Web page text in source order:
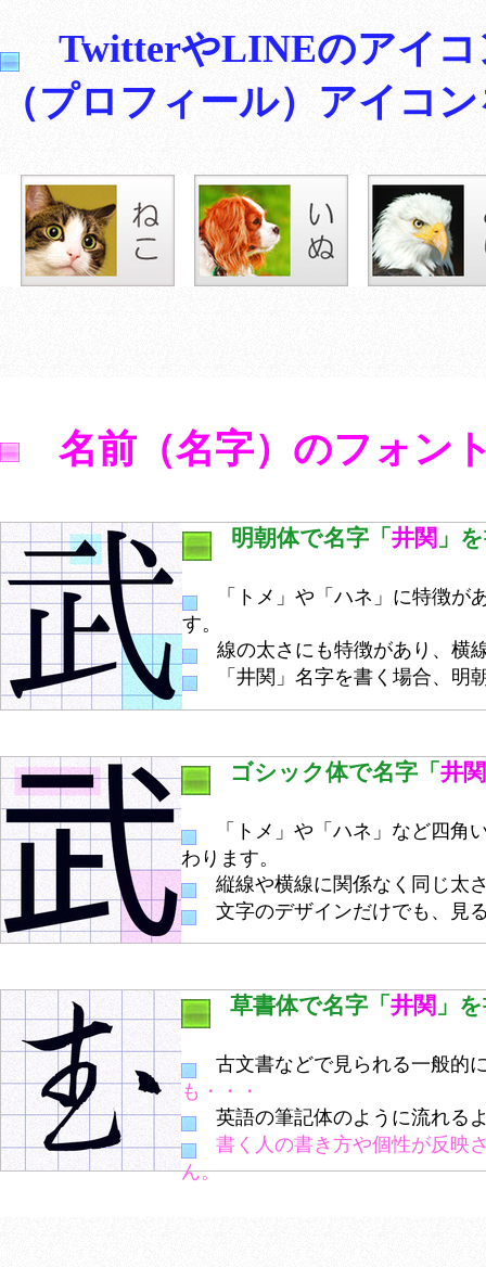
TwitterやLINEのアイ
（プロフィール）アイコ
名前（名字）のフォン
明朝体で名字「 井関 」
「トメ」や「ハネ」に特徴が
す。
線の太さにも特徴があり、横
「井関」名字を書く場合、明
ゴシック体で名字「 井関
「トメ」や「ハネ」など四角
わります。
縦線や横線に関係なく同じ太
文字のデザインだけでも、見
草書体で名字「 井関 」
古文書などで見られる一般的
も・・・
英語の筆記体のように流れる
書く人の書き方や個性が反映
ん。